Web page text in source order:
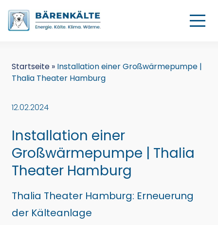
Startseite » Installation einer Großwärmepumpe |
Thalia Theater Hamburg
12.02.2024
Installation einer
Großwärmepumpe | Thalia
Theater Hamburg
Thalia Theater Hamburg: Erneuerung
der Kälteanlage